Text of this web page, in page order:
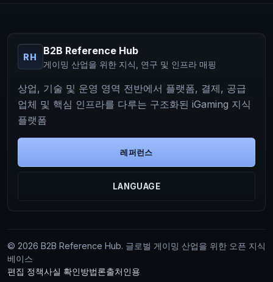
RH
B2B Reference Hub
게이밍 산업을 위한 지식, 연구 및 인프라 매핑
상업, 기술 및 운영 영역 전반에서 플랫폼, 결제, 공급
업체 및 핵심 인프라를 다루는 구조화된 iGaming 지식
플랫폼
레퍼런스
LANGUAGE
© 2026 B2B Reference Hub. 글로벌 게이밍 산업을 위한 오픈 지식
베이스
편집 정책사실 확인방법론출처인용